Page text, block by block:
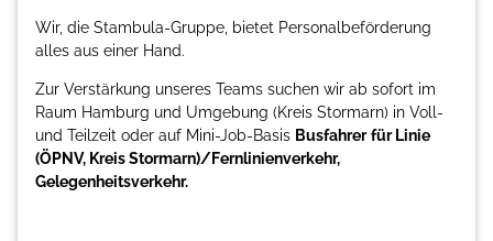
Wir, die Stambula-Gruppe, bietet Personalbeförderung
alles aus einer Hand.
Zur Verstärkung unseres Teams suchen wir ab sofort im
Raum Hamburg und Umgebung (Kreis Stormarn) in Voll-
und Teilzeit oder auf Mini-Job-Basis Busfahrer für Linie
(ÖPNV, Kreis Stormarn)/Fernlinienverkehr,
Gelegenheitsverkehr.